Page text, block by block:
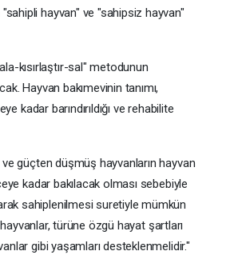
hayvan" ve "sahipsiz hayvan"
kısırlaştır-sal" metodunun
Hayvan bakımevinin tanımı,
kadar barındırıldığı ve rehabilite
güçten düşmüş hayvanların hayvan
kadar bakılacak olması sebebiyle
sahiplenilmesi suretiyle mümkün
türüne özgü hayat şartları
gibi yaşamları desteklenmelidir."